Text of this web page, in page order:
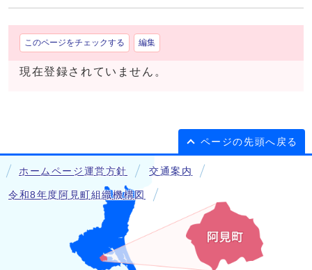
このページをチェックする 編集
現在登録されていません。
ページの先頭へ戻る
ホームページ運営方針 交通案内
令和8年度阿見町組織機構図